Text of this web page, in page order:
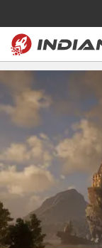
Recenze
Videa
Databáze